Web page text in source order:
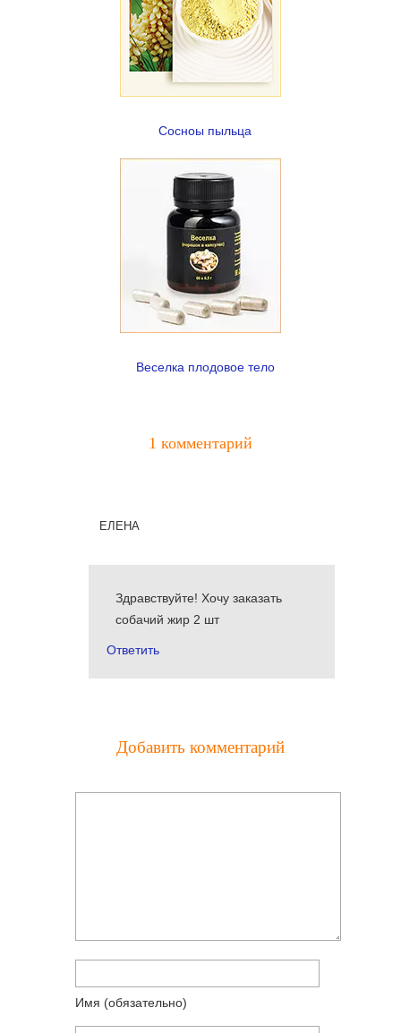
Сосноы пыльца
Веселка плодовое тело
1 комментарий
елена
Здравствуйте! Хочу заказать
собачий жир 2 шт
Ответить
Добавить комментарий
Имя (обязательно)